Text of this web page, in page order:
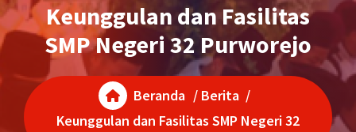
Keunggulan dan Fasilitas
SMP Negeri 32 Purworejo
Beranda / Berita/
Keunggulan dan Fasilitas SMP Negeri 32